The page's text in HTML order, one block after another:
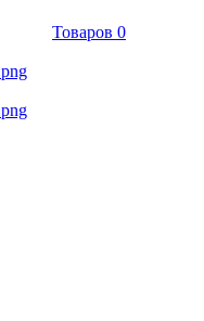
Товаров 0